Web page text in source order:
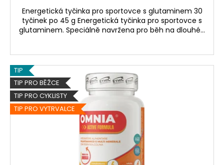
Energetická tyčinka pro sportovce s glutaminem 30
tyčinek po 45 g Energetická tyčinka pro sportovce s
glutaminem. Speciálně navržena pro běh na dlouhé...
TIP
TIP PRO BĚŽCE
TIP PRO CYKLISTY
TIP PRO VYTRVALCE